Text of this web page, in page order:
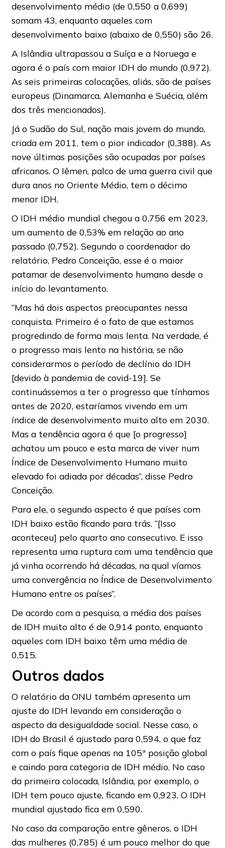
desenvolvimento médio (de 0,550 a 0,699)
somam 43, enquanto aqueles com
desenvolvimento baixo (abaixo de 0,550) são 26.
A Islândia ultrapassou a Suíça e a Noruega e
agora é o país com maior IDH do mundo (0,972).
As seis primeiras colocações, aliás, são de países
europeus (Dinamarca, Alemanha e Suécia, além
dos três mencionados).
Já o Sudão do Sul, nação mais jovem do mundo,
criada em 2011, tem o pior indicador (0,388). As
nove últimas posições são ocupadas por países
africanos. O Iêmen, palco de uma guerra civil que
dura anos no Oriente Médio, tem o décimo
menor IDH.
O IDH médio mundial chegou a 0,756 em 2023,
um aumento de 0,53% em relação ao ano
passado (0,752). Segundo o coordenador do
relatório, Pedro Conceição, esse é o maior
patamar de desenvolvimento humano desde o
início do levantamento.
“Mas há dois aspectos preocupantes nessa
conquista. Primeiro é o fato de que estamos
progredindo de forma mais lenta. Na verdade, é
o progresso mais lento na história, se não
considerarmos o período de declínio do IDH
[devido à pandemia de covid-19]. Se
continuássemos a ter o progresso que tínhamos
antes de 2020, estaríamos vivendo em um
índice de desenvolvimento muito alto em 2030.
Mas a tendência agora é que [o progresso]
achatou um pouco e esta marca de viver num
Índice de Desenvolvimento Humano muito
elevado foi adiada por décadas”, disse Pedro
Conceição.
Para ele, o segundo aspecto é que países com
IDH baixo estão ficando para trás. “[Isso
aconteceu] pelo quarto ano consecutivo. E isso
representa uma ruptura com uma tendência que
já vinha ocorrendo há décadas, na qual víamos
uma convergência no Índice de Desenvolvimento
Humano entre os países”.
De acordo com a pesquisa, a média dos países
de IDH muito alto é de 0,914 ponto, enquanto
aqueles com IDH baixo têm uma média de
0,515.
Outros dados
O relatório da ONU também apresenta um
ajuste do IDH levando em consideração o
aspecto da desigualdade social. Nesse caso, o
IDH do Brasil é ajustado para 0,594, o que faz
com o país fique apenas na 105ª posição global
e caindo para categoria de IDH médio. No caso
da primeira colocada, Islândia, por exemplo, o
IDH tem pouco ajuste, ficando em 0,923. O IDH
mundial ajustado fica em 0,590.
No caso da comparação entre gêneros, o IDH
das mulheres (0,785) é um pouco melhor do que